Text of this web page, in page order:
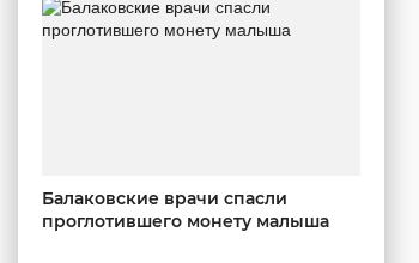
Балаковские врачи спасли
проглотившего монету малыша